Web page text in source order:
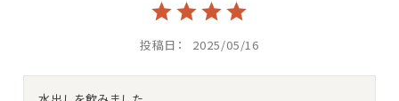
投稿日 2025/05/16